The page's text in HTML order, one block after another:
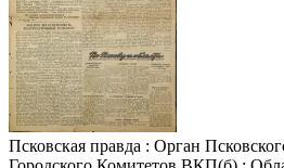
Псковская правда : Орган